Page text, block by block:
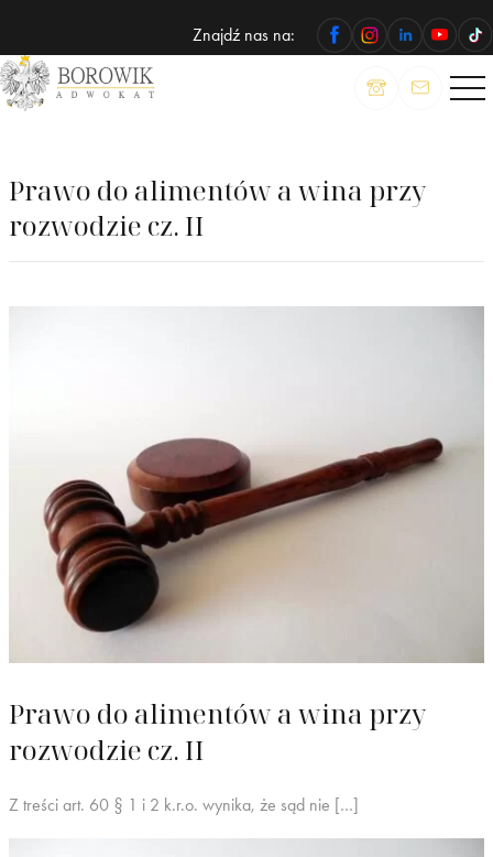
Znajdź nas na:
ADWOKAT
Wojciech
Prawo do alimentów a wina przy
rozwodzie cz. II
Prawo do alimentów a wina przy
rozwodzie cz. II
Z treści art. 60 § 1 i 2 k.r.o. wynika, że sąd nie […]